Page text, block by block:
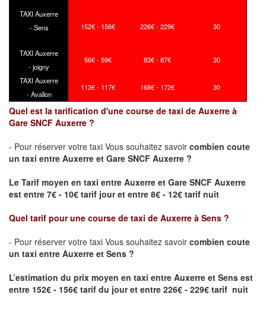
TAXI Auxerre
- Sens
152€ - 156€ 226€ - 229€ 30
TAXI Auxerre
- joigny
56€ - 59€ 83€ - 87€ 30
TAXI Auxerre
- Avallon
113€ - 117€ 168€ - 172€ 30
Quel est la tarification d'une course de taxi de Auxerre à
Gare SNCF Auxerre ?
- Pour réserver votre taxi Vous souhaitez savoir combien coute
un taxi entre Auxerre et Gare SNCF Auxerre ?
Le Tarif moyen en taxi entre Auxerre et Gare SNCF Auxerre
est entre 7€ - 10€ tarif jour et entre 8€ - 12€ tarif nuit
Quel tarif pour une course de taxi de Auxerre à Sens ?
- Pour réserver votre taxi Vous souhaitez savoir combien coute
un taxi entre Auxerre et Sens ?
L’estimation du prix moyen en taxi entre Auxerre et Sens est
entre 152€ - 156€ tarif du jour et entre 226€ - 229€ tarif nuit